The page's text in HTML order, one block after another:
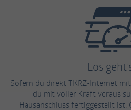
Los
Sofern du direkt TKRZ-Internet
du mit voller Kraft voraus
Hausanschluss fertiggestellt ist.